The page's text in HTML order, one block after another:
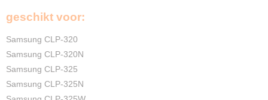
1500 Pagina's
Magenta
1500 Pagina's
Geel
1500 Pagina's
Merk
InktDL®
geschikt voor:
Samsung CLP-320
Samsung CLP-320N
Samsung CLP-325
Samsung CLP-325N